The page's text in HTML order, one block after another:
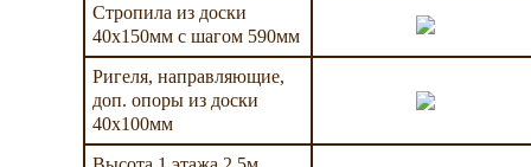
Стропила из доски
40х150мм с шагом 590мм
Ригеля, направляющие,
доп. опоры из доски
40х100мм